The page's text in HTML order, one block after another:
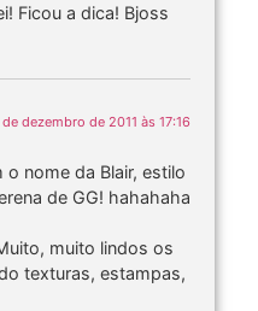
Ficou a dica! Bjoss
de dezembro de 2011 às 17:16
nome da Blair, estilo
de GG! hahahaha
muito lindos os
texturas, estampas,